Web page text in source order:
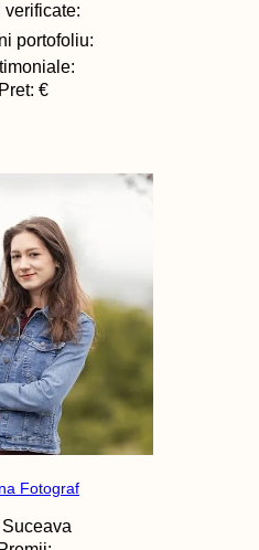
verificate:
portofoliu:
€
Fotograf
Suceava